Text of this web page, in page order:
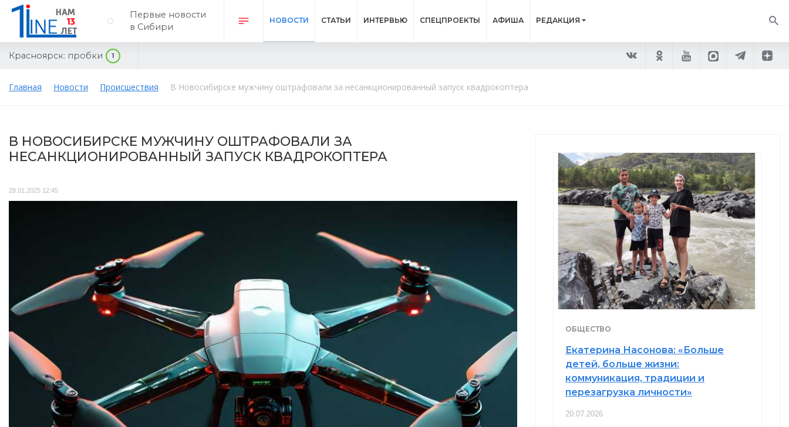
Первые новости
в Сибири
НОВОСТИ СТАТЬИ ИНТЕРВЬЮ СПЕЦПРОЕКТЫ АФИША РЕДАКЦИЯ
Красноярск: пробки 1
Главная Новости Происшествия В Новосибирске мужчину оштрафовали за несанкционированный запуск квадрокоптера
В НОВОСИБИРСКЕ МУЖЧИНУ ОШТРАФОВАЛИ ЗА
НЕСАНКЦИОНИРОВАННЫЙ ЗАПУСК КВАДРОКОПТЕРА
28.01.2025 12:45
ОБЩЕСТВО
Екатерина Насонова: «Больше
детей, больше жизни:
коммуникация, традиции и
перезагрузка личности»
20.07.2026